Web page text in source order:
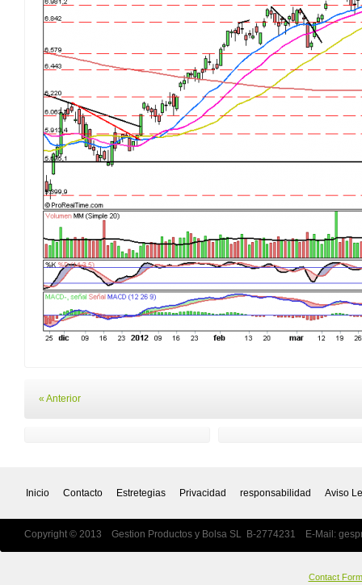
« Anterior
Inicio Contacto Estretegias Privacidad responsabilidad Aviso
Copyright © 2013 Gestion Productos y Bolsa SL B-2774231 E-Mail:
Contact Form